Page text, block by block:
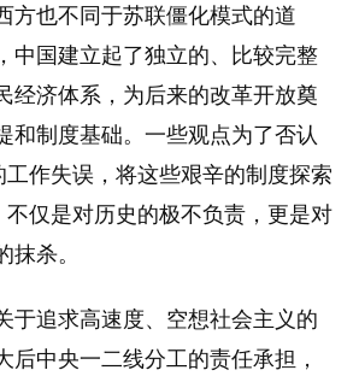
方也不同于苏联僵化模式的道
中国建立起了独立的、比较完整
经济体系，为后来的改革开放奠
和制度基础。一些观点为了否认
工作失误，将这些艰辛的制度探索
不仅是对历史的极不负责，更是对
抹杀。
于追求高速度、空想社会主义的
后中央一二线分工的责任承担，